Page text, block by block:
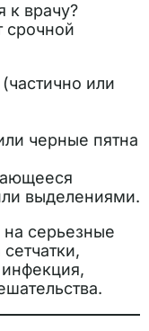
к врачу?
срочной
или
черные пятна
выделениями.
на серьезные